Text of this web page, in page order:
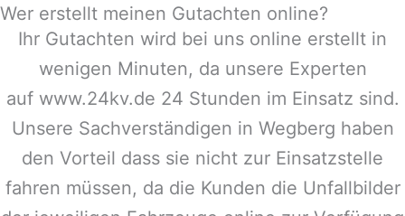
Wer erstellt meinen Gutachten online?
Ihr Gutachten wird bei uns online erstellt in
wenigen Minuten, da unsere Experten
auf www.24kv.de 24 Stunden im Einsatz sind.
Unsere Sachverständigen in Wegberg haben
den Vorteil dass sie nicht zur Einsatzstelle
fahren müssen, da die Kunden die Unfallbilder